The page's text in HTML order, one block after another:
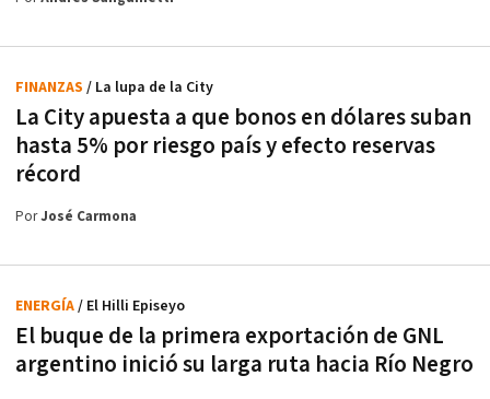
La City apuesta a que bonos en dólares suban
hasta 5% por riesgo país y efecto reservas
récord
FINANZAS / La lupa de la City
PorJosé Carmona
El buque de la primera exportación de GNL
argentino inició su larga ruta hacia Río Negro
ENERGÍA/ El Hilli Episeyo